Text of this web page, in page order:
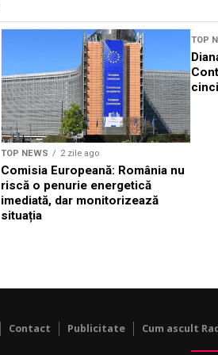
TOP NEWS 2 zile ago
Comisia Europeană: România nu
riscă o penurie energetică
imediată, dar monitorizează
situația
TOP
Contact Publicitate Cum ascult